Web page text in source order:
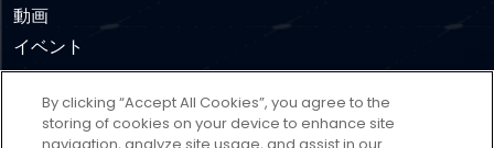
動画
イベント
免責事項 利用規約 プライバシーポリシー
By clicking “Accept All Cookies”, you agree to the
storing of cookies on your device to enhance site